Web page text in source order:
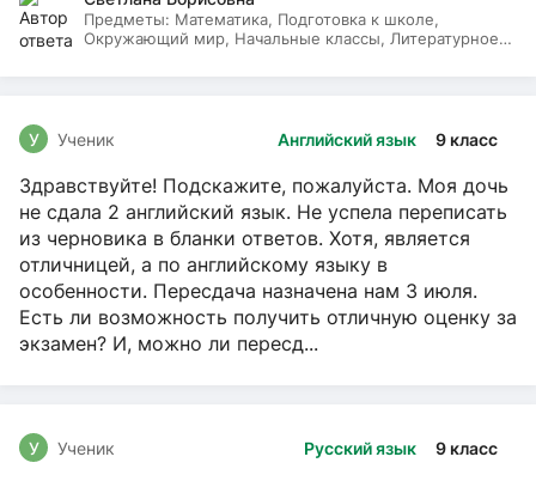
Предметы: Математика, Подготовка к школе,
Окружающий мир, Начальные классы, Литературное
Английский язык 9 класс
У Ученик
Здравствуйте! Подскажите, пожалуйста. Моя дочь
не сдала 2 английский язык. Не успела переписать
из черновика в бланки ответов. Хотя, является
отличницей, а по английскому языку в
особенности. Пересдача назначена нам 3 июля.
Есть ли возможность получить отличную оценку за
экзамен? И, можно ли пересд...
Русский язык 9 класс
У Ученик